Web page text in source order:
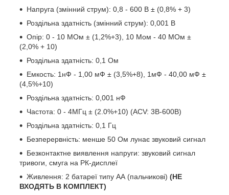
Напруга (змінний струм): 0,8 - 600 В ± (0,8% + 3)
Роздільна здатність (змінний струм): 0,001 В
Опір: 0 - 10 МОм ± (1,2%+3), 10 Мом - 40 МОм ±
(2,0% + 10)
Роздільна здатність: 0,1 Ом
Емкость: 1нФ - 1,00 мФ ± (3,5%+8), 1мФ - 40,00 мФ ±
(4,5%+10)
Роздільна здатність: 0,001 нФ
Частота: 0 - 4МГц ± (2.0%+10) (ACV: 3В-600В)
Роздільна здатність: 0,1 Гц
Безперервність: менше 50 Ом лунає звуковий сигнал
Безконтактне виявлення напруги: звуковий сигнал
тривоги, смуга на РК-дисплеї
Живлення: 2 батареї типу АА (пальчикові) (НЕ
ВХОДЯТЬ В КОМПЛЕКТ)